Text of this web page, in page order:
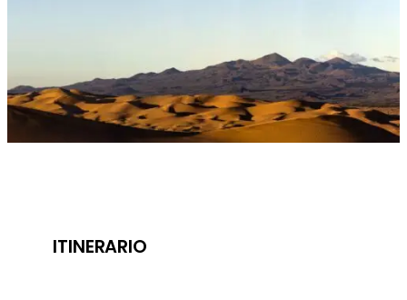
ITINERARIO